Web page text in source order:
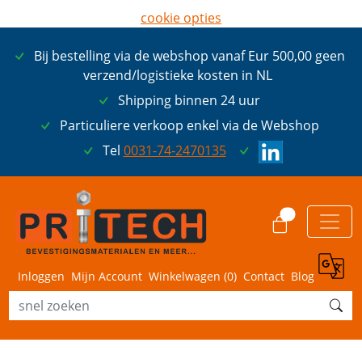
Bij bestelling via de webshop vanaf Eur 500,00 geen
verzend/logistieke kosten in NL
Shipping binnen 24 uur
Particuliere verkoop enkel via de Webshop
Tel 0031-74-2470135
Inloggen Mijn Account Winkelwagen (0) Contact Blog
cookie opties
ik ga akkoord met cookies